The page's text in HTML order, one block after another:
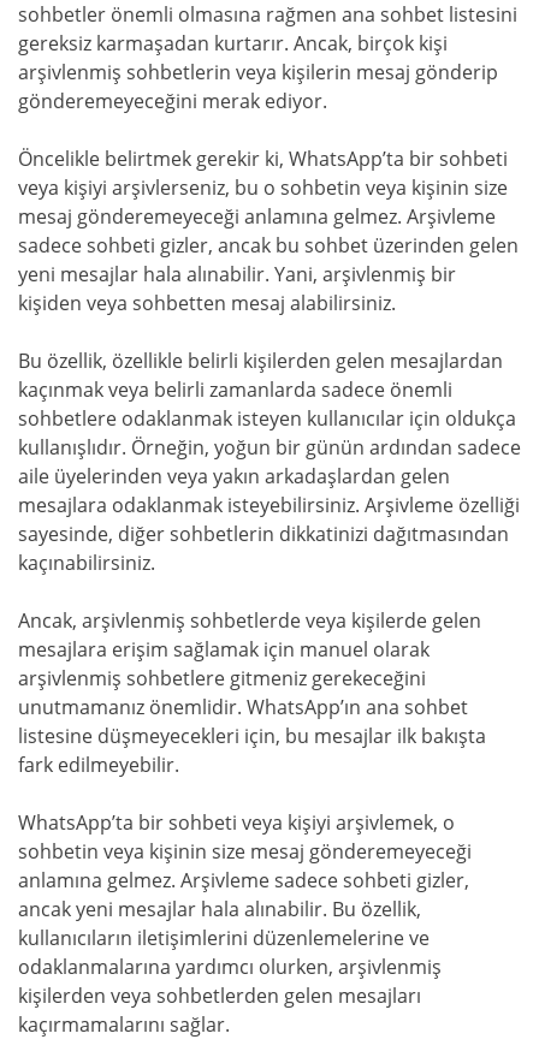
sohbetler önemli olmasına rağmen ana sohbet listesini
gereksiz karmaşadan kurtarır. Ancak, birçok kişi
arşivlenmiş sohbetlerin veya kişilerin mesaj gönderip
gönderemeyeceğini merak ediyor.
Öncelikle belirtmek gerekir ki, WhatsApp’ta bir sohbeti
veya kişiyi arşivlerseniz, bu o sohbetin veya kişinin size
mesaj gönderemeyeceği anlamına gelmez. Arşivleme
sadece sohbeti gizler, ancak bu sohbet üzerinden gelen
yeni mesajlar hala alınabilir. Yani, arşivlenmiş bir
kişiden veya sohbetten mesaj alabilirsiniz.
Bu özellik, özellikle belirli kişilerden gelen mesajlardan
kaçınmak veya belirli zamanlarda sadece önemli
sohbetlere odaklanmak isteyen kullanıcılar için oldukça
kullanışlıdır. Örneğin, yoğun bir günün ardından sadece
aile üyelerinden veya yakın arkadaşlardan gelen
mesajlara odaklanmak isteyebilirsiniz. Arşivleme özelliği
sayesinde, diğer sohbetlerin dikkatinizi dağıtmasından
kaçınabilirsiniz.
Ancak, arşivlenmiş sohbetlerde veya kişilerde gelen
mesajlara erişim sağlamak için manuel olarak
arşivlenmiş sohbetlere gitmeniz gerekeceğini
unutmamanız önemlidir. WhatsApp’ın ana sohbet
listesine düşmeyecekleri için, bu mesajlar ilk bakışta
fark edilmeyebilir.
WhatsApp’ta bir sohbeti veya kişiyi arşivlemek, o
sohbetin veya kişinin size mesaj gönderemeyeceği
anlamına gelmez. Arşivleme sadece sohbeti gizler,
ancak yeni mesajlar hala alınabilir. Bu özellik,
kullanıcıların iletişimlerini düzenlemelerine ve
odaklanmalarına yardımcı olurken, arşivlenmiş
kişilerden veya sohbetlerden gelen mesajları
kaçırmamalarını sağlar.